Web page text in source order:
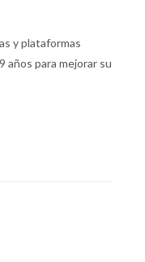
y plataformas
años para mejorar su